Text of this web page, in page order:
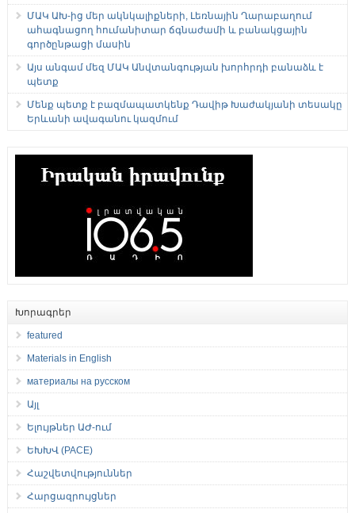
ՄԱԿ ԱԽ-ից մեր ակնկալիքների, Լեռնային Ղարաբաղում
ահագնացող հումանիտար ճգնաժամի և բանակցային
գործընթացի մասին
Այս անգամ մեզ ՄԱԿ Անվտանգության խորհրդի բանաձև է
պետք
Մենք պետք է բազմապատկենք Դավիթ Խաժակյանի տեսակը
Երևանի ավագանու կազմում
Խորագրեր
featured
Materials in English
материалы на русском
Այլ
Ելույթներ ԱԺ-ում
ԵԽԽՎ (PACE)
Հաշվետվություններ
Հարցազրույցներ